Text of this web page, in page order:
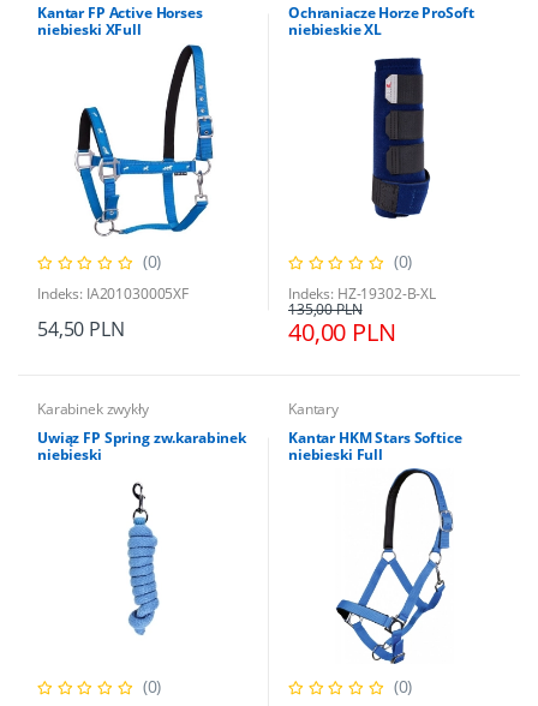
Kantar FP Active Horses
niebieski XFull
(0)
Indeks: IA201030005XF
54,50 PLN
Ochraniacze Horze ProSoft
niebieskie XL
(0)
Indeks: HZ-19302-B-XL
40,00 PLN
135,00 PLN
Karabinek zwykły
Uwiąz FP Spring zw.karabinek
niebieski
(0)
Kantary
Kantar HKM Stars Softice
niebieski Full
(0)